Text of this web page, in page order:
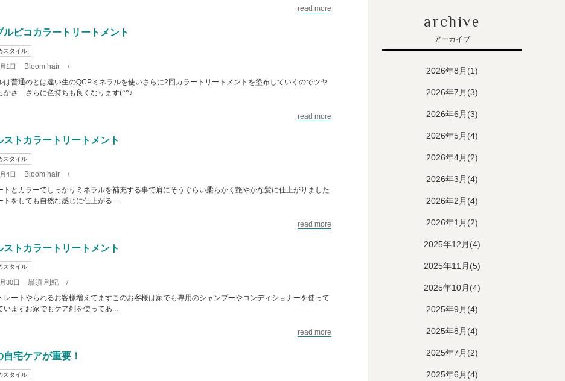
read more
ルピコカラートリートメント
スタイル
1日 Bloom hair /
は普通のとは違い生のQCPミネラルを使いさらに2回カラートリートメントを塗布していくのでツヤ
かさ さらに色持ちも良くなります(^^♪
read more
ストカラートリートメント
スタイル
4日 Bloom hair /
トとカラーでしっかりミネラルを補充する事で肩にそうぐらい柔らかく艶やかな髪に仕上がりました
トをしても自然な感じに仕上がる...
read more
ストカラートリートメント
スタイル
30日 黒須 利紀 /
レートやられるお客様増えてますこのお客様は家でも専用のシャンプーやコンディショナーを使って
いますお家でもケア剤を使ってあ...
read more
自宅ケアが重要！
スタイル
archive
アーカイブ
2026年8月(1)
2026年7月(3)
2026年6月(3)
2026年5月(4)
2026年4月(2)
2026年3月(4)
2026年2月(4)
2026年1月(2)
2025年12月(4)
2025年11月(5)
2025年10月(4)
2025年9月(4)
2025年8月(4)
2025年7月(2)
2025年6月(4)